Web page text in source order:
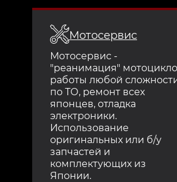
Мотосервис
Мотосервис -
"реанимация"
работы любой
по ТО, ремонт всех
японцев, отладка
электроники.
Использование
оригинальных или б/у
запчастей и
комплектующих из
Японии.